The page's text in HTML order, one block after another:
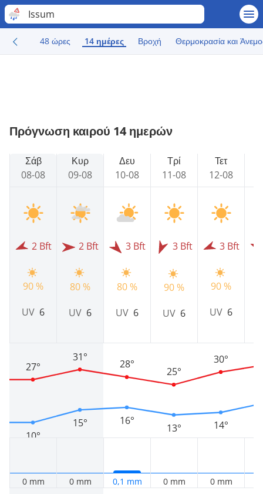
Issum
48 ώρες 14 ημέρες Βροχή Θερμοκρασία και
Πρόγνωση καιρού 14 ημερών
Σάβ
08-08
2 Bft
90 %
UV 6
10°
27°
0 mm
Κυρ
09-08
2 Bft
80 %
UV 6
15°
31°
0 mm
Δευ
10-08
3 Bft
80 %
UV 6
16°
28°
0,1 mm
Τρί
11-08
3 Bft
90 %
UV 6
13°
25°
0 mm
Τετ
12-08
3 Bft
90 %
UV 6
14°
30°
0 mm